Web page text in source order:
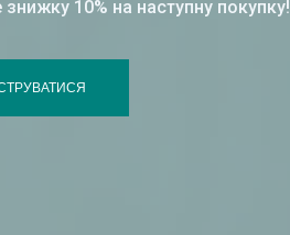
10% на наступну покупку!